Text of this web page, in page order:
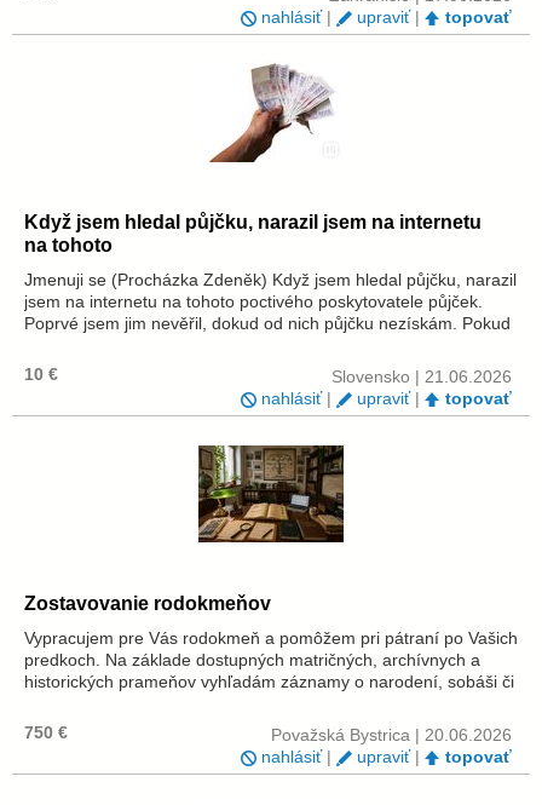
nahlásiť| upraviť| topovať
Když jsem hledal půjčku, narazil jsem na internetu
na tohoto
Jmenuji se (Procházka Zdeněk) Když jsem hledal půjčku, narazil
jsem na internetu na tohoto poctivého poskytovatele půjček.
Poprvé jsem jim nevěřil, dokud od nich půjčku nezískám. Pokud
johnn5569@gmail....
10 €
Slovensko | 21.06.2026
nahlásiť| upraviť| topovať
Zostavovanie rodokmeňov
Vypracujem pre Vás rodokmeň a pomôžem pri pátraní po Vašich
predkoch. Na základe dostupných matričných, archívnych a
historických prameňov vyhľadám záznamy o narodení, sobáši či
spracujem výsledky genealo...
750 €
Považská Bystrica | 20.06.2026
nahlásiť| upraviť| topovať